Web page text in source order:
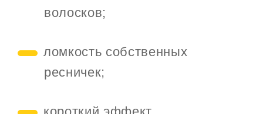
волосков;
ломкость собственных
ресничек;